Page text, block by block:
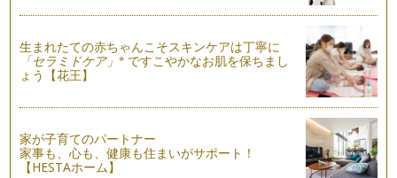
産後の体とヨガ
産後すぐに始まる赤ちゃんのお世話。 自分のことは、すべて
後回しになりがちですが、赤…
環境に合わせた心と体
出産して、ママになり育児をし、身体の変化に心の変化を感じ
生まれたての赤ちゃんこそスキンケアは丁寧に
「セラミドケア」※ ですこやかなお肌を保ちまし
ょう【花王】
家が子育てのパートナー
家事も、心も、健康も住まいがサポート！
【HESTAホーム】